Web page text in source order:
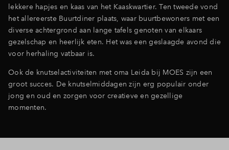
lekkere hapjes en kaas van het Kaaskwartier. Ten tweede vond
het allereerste Buurtdiner plaats, waar buurtbewoners met een
diverse achtergrond aan lange tafels genoten van elkaars
gezelschap en heerlijk eten. Het was een geslaagde avond die
voor herhaling vatbaar is.
Ook de knutselactiviteiten met oma Leida bij MOES zijn een
groot succes. De knutselmiddagen zijn erg populair onder
jong en oud en zorgen voor creatieve en gezellige
momenten.